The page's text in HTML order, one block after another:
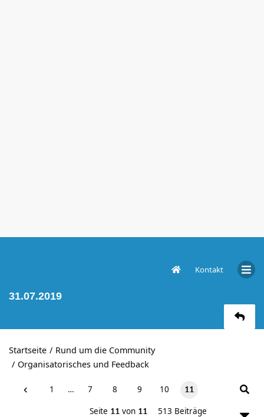
Kontakt
31.07.2019
Startseite
Rund um die Community
Organisatorisches und Feedback
1 … 7 8 9 10 11
Seite 11 von 11 513 Beiträge